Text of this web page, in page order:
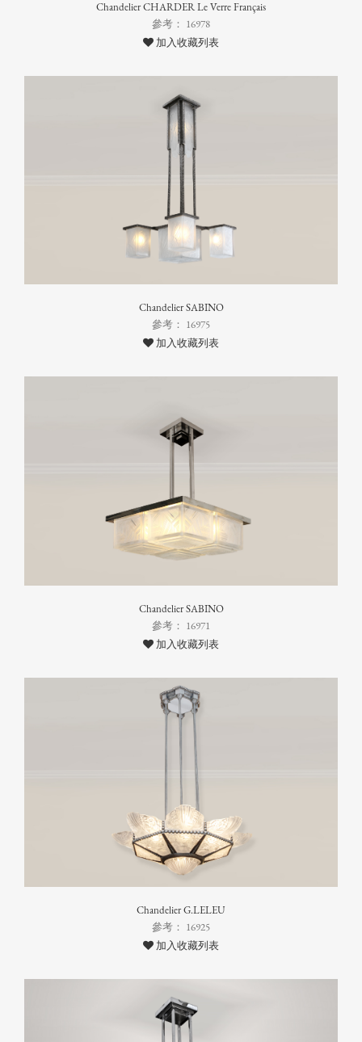
Chandelier CHARDER Le Verre Français
參考： 16978
加入收藏列表
Chandelier SABINO
參考： 16975
加入收藏列表
Chandelier SABINO
參考： 16971
加入收藏列表
Chandelier G.LELEU
參考： 16925
加入收藏列表